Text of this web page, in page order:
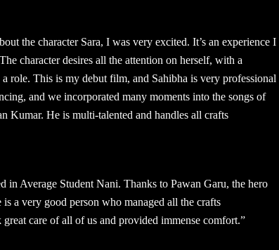
the character Sara, I was very excited. It’s an experience I
character desires all the attention on herself, with a
role. This is my debut film, and Sahibha is very professional
and we incorporated many moments into the songs of
Kumar. He is multi-talented and handles all crafts
in Average Student Nani. Thanks to Pawan Garu, the hero
a very good person who managed all the crafts
care of all of us and provided immense comfort.”